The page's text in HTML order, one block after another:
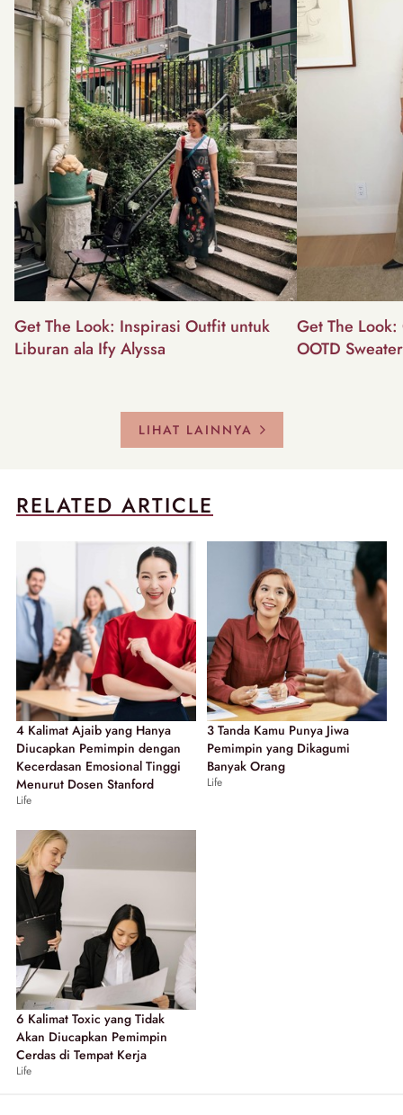
Get The Look: Inspirasi Outfit untuk
Liburan ala Ify Alyssa
Get The
OOTD
LIHAT LAINNYA
RELATED ARTICLE
4 Kalimat Ajaib yang Hanya
Diucapkan Pemimpin dengan
Kecerdasan Emosional Tinggi
Menurut Dosen Stanford
Life
3 Tanda Kamu Punya Jiwa
Pemimpin yang Dikagumi
Banyak Orang
Life
6 Kalimat Toxic yang Tidak
Akan Diucapkan Pemimpin
Cerdas di Tempat Kerja
Life